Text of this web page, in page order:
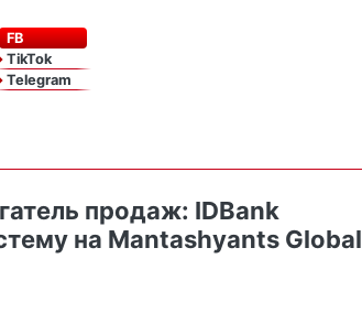
FB
TikTok
Telegram
продаж: IDBank
на Mantashyants Global